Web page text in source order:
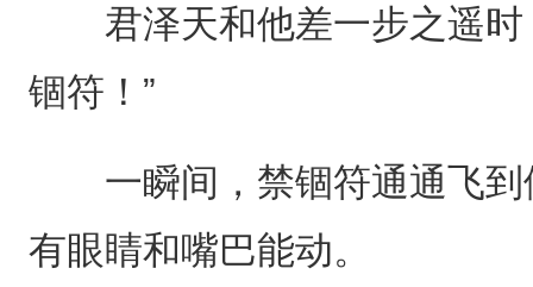
君泽天和他差一步之遥时
锢符！”
一瞬间，禁锢符通通飞到
有眼睛和嘴巴能动。